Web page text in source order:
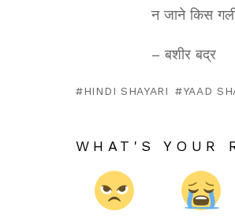
न जाने किस
– बशीर बद्र
HINDI SHAYARI YAAD
WHAT'S YOUR